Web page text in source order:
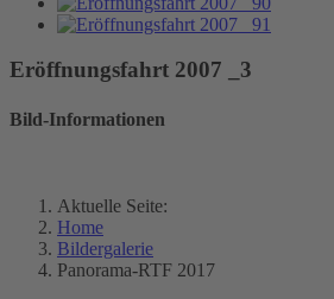
Eröffnungsfahrt 2007 _3
Bild-Informationen
Aktuelle Seite:
Home
Bildergalerie
Panorama-RTF 2017